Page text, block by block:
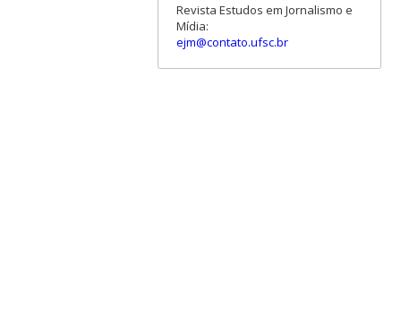
Revista Estudos em Jornalismo e
Mídia:
ejm@contato.ufsc.br